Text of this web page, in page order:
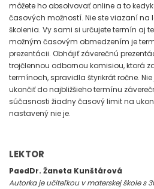
môžete ho absolvovať online a to
časových možností. Nie ste viazaní na
školenia. Vy sami si určujete termín aj
možným časovým obmedzením je
prezentácii. Obhájiť záverečnú
trojčlennou odbornou komisiou, ktorá
termínoch, spravidla štyrikrát ročne.
ukončiť do najbližšieho termínu
súčasnosti žiadny časový limit na
nastavený nie je.
LEKTOR
PaedDr. Žaneta Kunštárová
Autorka je učiteľkou v materskej škole s